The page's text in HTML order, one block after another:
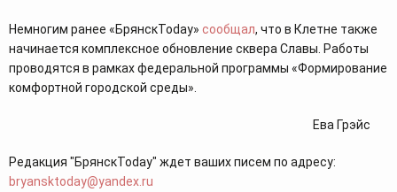
Немногим ранее «БрянскToday» сообщал, что в Клетне также
начинается комплексное обновление сквера Славы. Работы
проводятся в рамках федеральной программы «Формирование
комфортной городской среды».
Ева Грэйс
Редакция "БрянскToday" ждет ваших писем по адресу:
bryansktoday@yandex.ru